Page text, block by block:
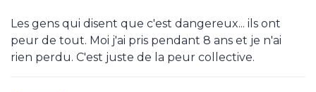
Les gens qui disent que c'est dangereux... ils ont
peur de tout. Moi j'ai pris pendant 8 ans et je n'ai
rien perdu. C'est juste de la peur collective.